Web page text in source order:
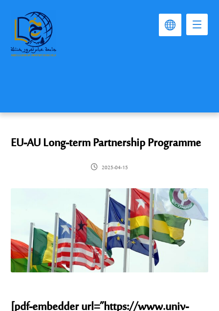
EU-AU Long-term Partnership Programme
2025-04-15
[pdf-embedder url=”https://www.univ-